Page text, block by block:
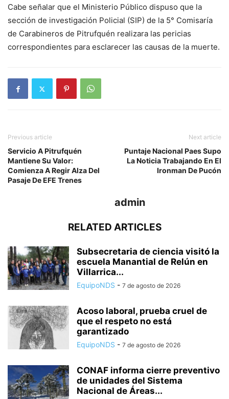
Cabe señalar que el Ministerio Público dispuso que la
sección de investigación Policial (SIP) de la 5° Comisaría
de Carabineros de Pitrufquén realizara las pericias
correspondientes para esclarecer las causas de la muerte.
Previous article
Servicio A Pitrufquén
Mantiene Su Valor:
Comienza A Regir Alza Del
Pasaje De EFE Trenes
Next article
Puntaje Nacional Paes Supo
La Noticia Trabajando En El
Ironman De Pucón
admin
RELATED ARTICLES
Subsecretaria de ciencia visitó la
escuela Manantial de Relún en
Villarrica...
EquipoNDS - 7 de agosto de 2026
Acoso laboral, prueba cruel de
que el respeto no está
garantizado
EquipoNDS - 7 de agosto de 2026
CONAF informa cierre preventivo
de unidades del Sistema
Nacional de Áreas...